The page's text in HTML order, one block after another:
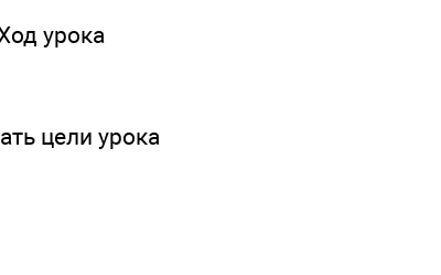
урока
цели урока